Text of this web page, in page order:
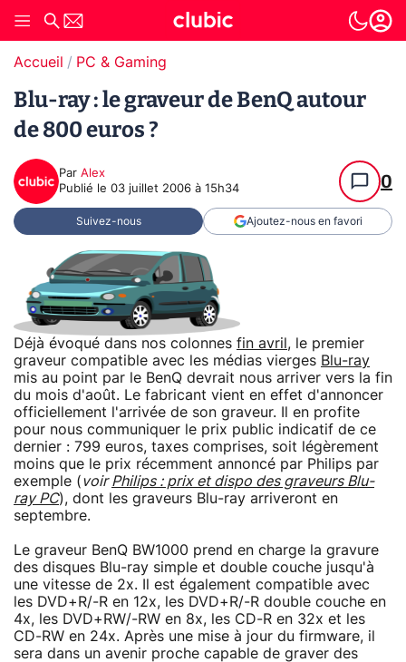
Accueil PC & Gaming
Blu-ray : le graveur de BenQ autour
de 800 euros ?
Par Alex
Publié le 03 juillet 2006 à 15h34 0
Suivez-nous Ajoutez-nous en favori
Déjà évoqué dans nos colonnes fin avril , le premier
graveur compatible avec les médias vierges Blu-ray
mis au point par le BenQ devrait nous arriver vers la fin
du mois d'août. Le fabricant vient en effet d'annoncer
officiellement l'arrivée de son graveur. Il en profite
pour nous communiquer le prix public indicatif de ce
dernier : 799 euros, taxes comprises, soit légèrement
moins que le prix récemment annoncé par Philips par
exemple (voirPhilips : prix et dispo des graveurs Blu-
ray PC), dont les graveurs Blu-ray arriveront en
septembre.
Le graveur BenQ BW1000 prend en charge la gravure
des disques Blu-ray simple et double couche jusqu'à
une vitesse de 2x. Il est également compatible avec
les DVD+R/-R en 12x, les DVD+R/-R double couche en
4x, les DVD+RW/-RW en 8x, les CD-R en 32x et les
CD-RW en 24x. Après une mise à jour du firmware, il
sera dans un avenir proche capable de graver des